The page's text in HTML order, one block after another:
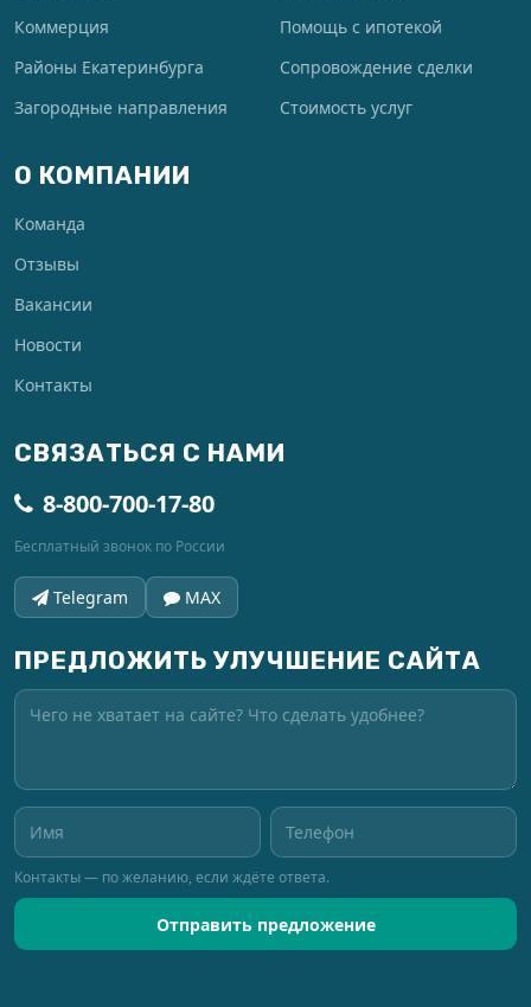
Коммерция
Районы Екатеринбурга
Загородные направления
Помощь с ипотекой
Сопровождение сделки
Стоимость услуг
О КОМПАНИИ
Команда
Отзывы
Вакансии
Новости
Контакты
СВЯЗАТЬСЯ С НАМИ
8-800-700-17-80
Бесплатный звонок по России
Telegram MAX
ПРЕДЛОЖИТЬ УЛУЧШЕНИЕ САЙТА
Контакты — по желанию, если ждёте ответа.
Отправить предложение